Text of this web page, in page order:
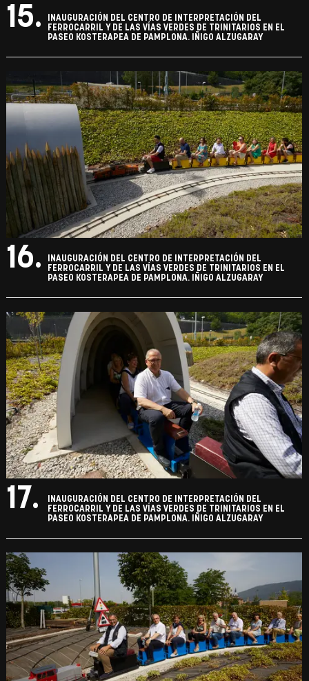
15.
INAUGURACIÓN DEL CENTRO DE INTERPRETACIÓN DEL
FERROCARRIL Y DE LAS VÍAS VERDES DE TRINITARIOS EN EL
PASEO KOSTERAPEA DE PAMPLONA. IÑIGO ALZUGARAY
16.
INAUGURACIÓN DEL CENTRO DE INTERPRETACIÓN DEL
FERROCARRIL Y DE LAS VÍAS VERDES DE TRINITARIOS EN EL
PASEO KOSTERAPEA DE PAMPLONA. IÑIGO ALZUGARAY
17.
INAUGURACIÓN DEL CENTRO DE INTERPRETACIÓN DEL
FERROCARRIL Y DE LAS VÍAS VERDES DE TRINITARIOS EN EL
PASEO KOSTERAPEA DE PAMPLONA. IÑIGO ALZUGARAY